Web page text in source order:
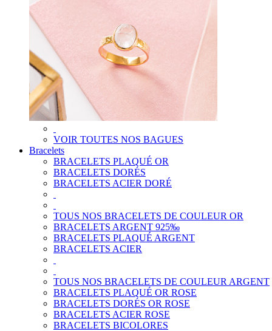
VOIR TOUTES NOS BAGUES
Bracelets
BRACELETS PLAQUÉ OR
BRACELETS DORÉS
BRACELETS ACIER DORÉ
TOUS NOS BRACELETS DE COULEUR OR
BRACELETS ARGENT 925‰
BRACELETS PLAQUÉ ARGENT
BRACELETS ACIER
TOUS NOS BRACELETS DE COULEUR ARGENT
BRACELETS PLAQUÉ OR ROSE
BRACELETS DORÉS OR ROSE
BRACELETS ACIER ROSE
BRACELETS BICOLORES